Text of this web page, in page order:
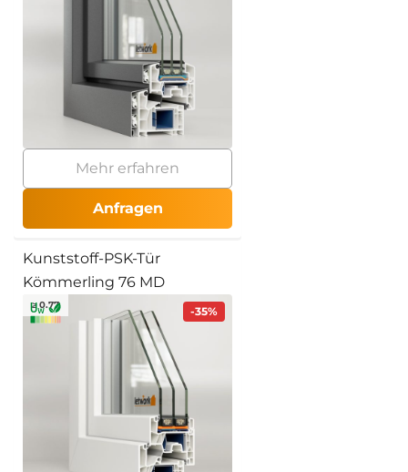
Mehr erfahren
Anfragen
Kunststoff-PSK-Tür
Kömmerling 76 MD
-35%
≥ 0.77